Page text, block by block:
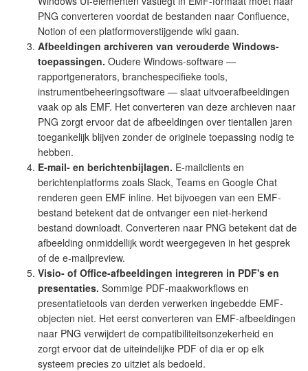
PNG converteren voordat de bestanden naar Confluence,
Notion of een platformoverstijgende wiki gaan.
Afbeeldingen archiveren van verouderde Windows-
toepassingen. Oudere Windows-software —
rapportgenerators, branchespecifieke tools,
instrumentbeheeringsoftware — slaat uitvoerafbeeldingen
vaak op als EMF. Het converteren van deze archieven naar
PNG zorgt ervoor dat de afbeeldingen over tientallen jaren
toegankelijk blijven zonder de originele toepassing nodig te
hebben.
E-mail- en berichtenbijlagen. E-mailclients en
berichtenplatforms zoals Slack, Teams en Google Chat
renderen geen EMF inline. Het bijvoegen van een EMF-
bestand betekent dat de ontvanger een niet-herkend
bestand downloadt. Converteren naar PNG betekent dat de
afbeelding onmiddellijk wordt weergegeven in het gesprek
of de e-mailpreview.
Visio- of Office-afbeeldingen integreren in PDF's en
presentaties. Sommige PDF-maakworkflows en
presentatietools van derden verwerken ingebedde EMF-
objecten niet. Het eerst converteren van EMF-afbeeldingen
naar PNG verwijdert de compatibiliteitsonzekerheid en
zorgt ervoor dat de uiteindelijke PDF of dia er op elk
systeem precies zo uitziet als bedoeld.